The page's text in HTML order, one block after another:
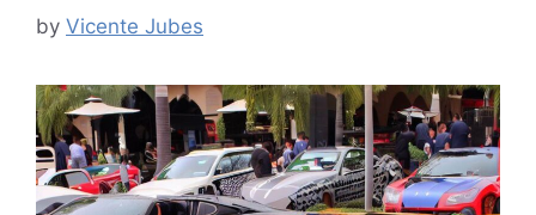
by Vicente Jubes